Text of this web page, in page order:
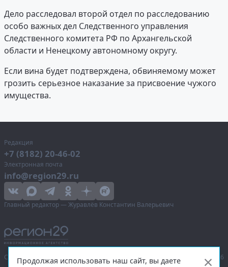
Дело расследовал второй отдел по расследованию
особо важных дел Следственного управления
Следственного комитета РФ по Архангельской
области и Ненецкому автономному округу.
Если вина будет подтверждена, обвиняемому может
грозить серьезное наказание за присвоение чужого
имущества.
Редакция
+7 (8182) 20-46-02
Электронная почта
info@region29.ru
Главный редактор — Журавлёв Константин Валерьевич
Сетевое издание «Информационное агентство Регион 29», © 2016–2026
Продолжая использовать наш сайт, вы даете